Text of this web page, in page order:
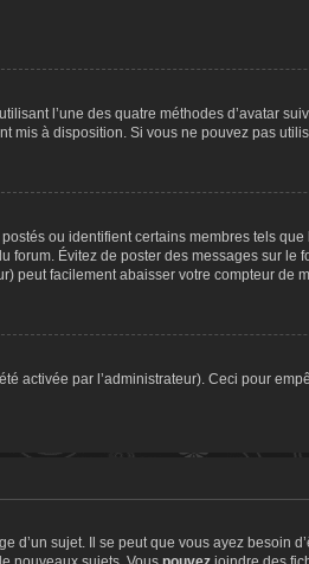
l’une des quatre méthodes d’avatar
à disposition. Si vous ne pouvez pas
ou identifient certains membres tels
forum. Évitez de poster des messages sur
peut facilement abaisser votre compteur de
activée par l’administrateur). Ceci pour
sujet. Il se peut que vous ayez besoin